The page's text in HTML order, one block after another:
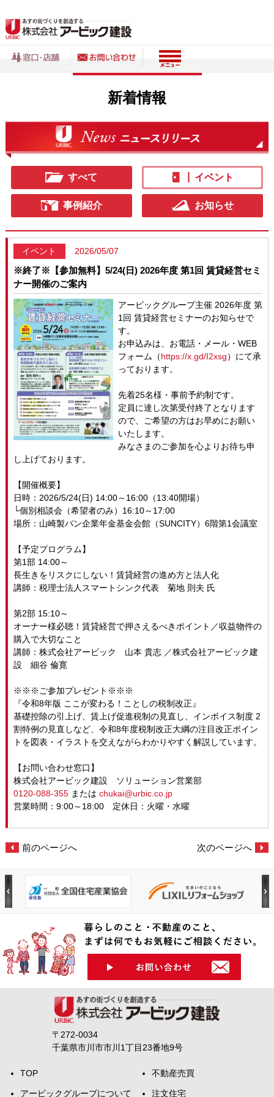
新着情報
すべて イベント
事例紹介 お知らせ
イベント 2026/05/07
※終了※【参加無料】5/24(日) 2026年度 第1回 賃貸経営セミ
ナー開催のご案内
アービックグループ主催 2026年度 第
1回 賃貸経営セミナーのお知らせで
す。
お申込みは、お電話・メール・WEB
フォーム（https://x.gd/I2xsg）にて承
っております。
先着25名様・事前予約制です。
定員に達し次第受付終了となります
ので、ご希望の方はお早めにお願い
いたします。
みなさまのご参加を心よりお待ち申
し上げております。
【開催概要】
日時：2026/5/24(日) 14:00～16:00（13:40開場）
└個別相談会（希望者のみ）16:10～17:00
場所：山崎製パン企業年金基金会館（SUNCITY）6階第1会議室
【予定プログラム】
第1部 14:00～
長生きをリスクにしない！賃貸経営の進め方と法人化
講師：税理士法人スマートシンク代表 菊地 則夫 氏
第2部 15:10～
オーナー様必聴！賃貸経営で押さえるべきポイント／収益物件の
購入で大切なこと
講師：株式会社アービック 山本 貴志 ／株式会社アービック建
設 細谷 倫寛
※※※ご参加プレゼント※※※
『令和8年版 ここが変わる！ことしの税制改正』
基礎控除の引上げ、賃上げ促進税制の見直し、インボイス制度 2
割特例の見直しなど、令和8年度税制改正大綱の注目改正ポイン
トを図表・イラストを交えながらわかりやすく解説しています。
【お問い合わせ窓口】
株式会社アービック建設 ソリューション営業部
0120-088-355または chukai@urbic.co.jp
営業時間：9:00～18:00 定休日：火曜・水曜
前のページへ 次のページへ
〒272-0034
千葉県市川市市川1丁目23番地9号
TOP
アービックグループについて
不動産売買
注文住宅